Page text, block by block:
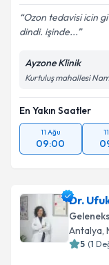
Ozon tedavisi icin
dindi. işinde...
Ayzone Klinik
Kurtuluş mahallesi
En Yakın Saatler
11 Ağu
09:00
Dr.
Antalya,
5 (1